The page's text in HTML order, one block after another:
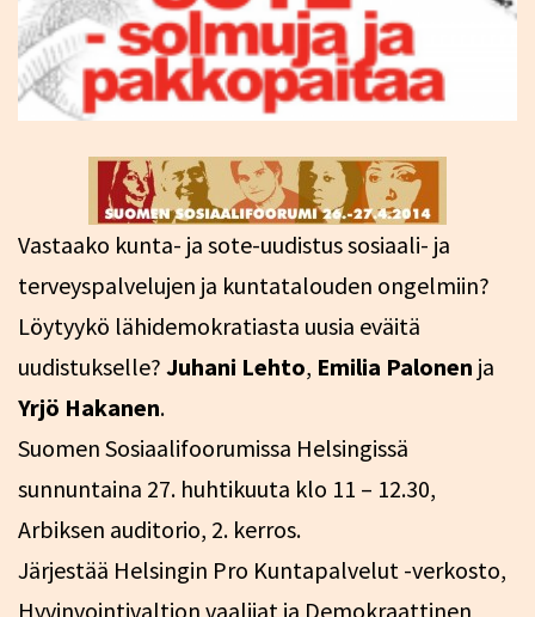
Vastaako kunta- ja sote-uudistus sosiaali- ja
terveyspalvelujen ja kuntatalouden ongelmiin?
Löytyykö lähidemokratiasta uusia eväitä
uudistukselle? Juhani Lehto, Emilia Palonen ja
Yrjö Hakanen.
Suomen Sosiaalifoorumissa Helsingissä
sunnuntaina 27. huhtikuuta klo 11 – 12.30,
Arbiksen auditorio, 2. kerros.
Järjestää Helsingin Pro Kuntapalvelut -verkosto,
Hyvinvointivaltion vaalijat ja Demokraattinen